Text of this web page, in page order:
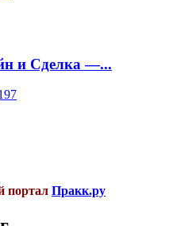
и Сделка —...
портал Пракк.ру